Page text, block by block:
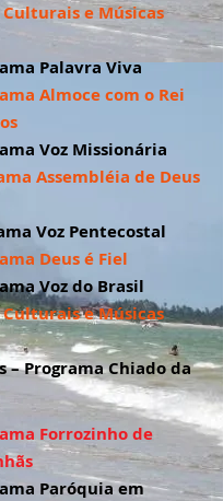
Culturais e Músicas
Palavra Viva
Almoce com o Rei
Voz Missionária
Assembléia de Deus
Voz Pentecostal
Deus é Fiel
Voz do Brasil
Culturais e Músicas
– Programa Chiado da
Forrozinho de
Paróquia em